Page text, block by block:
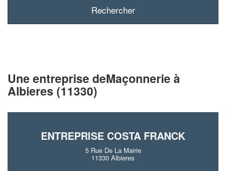
Une entreprise deMaçonnerie à
Albieres (11330)
ENTREPRISE COSTA FRANCK
5 Rue De La Mairie
11330 Albieres
✕
Vous êtes un
tout en gagnant
nouveaux clients!